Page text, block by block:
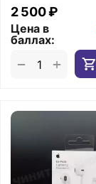
2 500₽
Цена в
баллах:
+
−